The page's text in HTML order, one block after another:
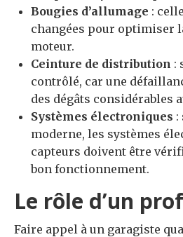
Bougies d’allumage :
changées pour optimiser
moteur.
Ceinture de distribution :
contrôlé, car une
des dégâts considérables
Systèmes électroniques :
moderne, les systèmes
capteurs doivent être
bon fonctionnement.
Le rôle d’un
Faire appel à un garagiste